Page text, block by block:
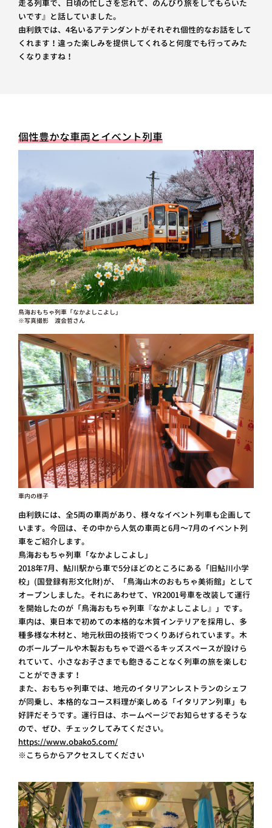
走る列車で、日頃の忙しさを忘れて、のんびり旅をしてもらいた
いです』と話していました。
由利鉄では、4名いるアテンダントがそれぞれ個性的なお話をして
くれます！違った楽しみを提供してくれると何度でも行ってみた
くなりますね！
個性豊かな車両とイベント列車
鳥海おもちゃ列車「なかよしこよし」
※写真撮影 渡会哲さん
車内の様子
由利鉄には、全5両の車両があり、様々なイベント列車も企画して
います。今回は、その中から人気の車両と6月～7月のイベント列
車をご紹介します。
鳥海おもちゃ列車「なかよしこよし」
2018年7月、鮎川駅から車で5分ほどのところにある「旧鮎川小学
校」(国登録有形文化財)が、「鳥海山木のおもちゃ美術館」として
オープンしました。それにあわせて、YR2001号車を改装して運行
を開始したのが「鳥海おもちゃ列車『なかよしこよし』」です。
車内は、東日本で初めての本格的な木質インテリアを採用し、多
種多様な木材と、地元秋田の技術でつくりあげられています。木
のボールプールや木製おもちゃで遊べるキッズスペースが設けら
れていて、小さなお子さまでも飽きることなく列車の旅を楽しむ
ことができます！
また、おもちゃ列車では、地元のイタリアンレストランのシェフ
が同乗し、本格的なコース料理が楽しめる「イタリアン列車」も
好評だそうです。運行日は、ホームページでお知らせするそうな
ので、ぜひ、チェックしてみてください。
https://www.obako5.com/
※こちらからアクセスしてください